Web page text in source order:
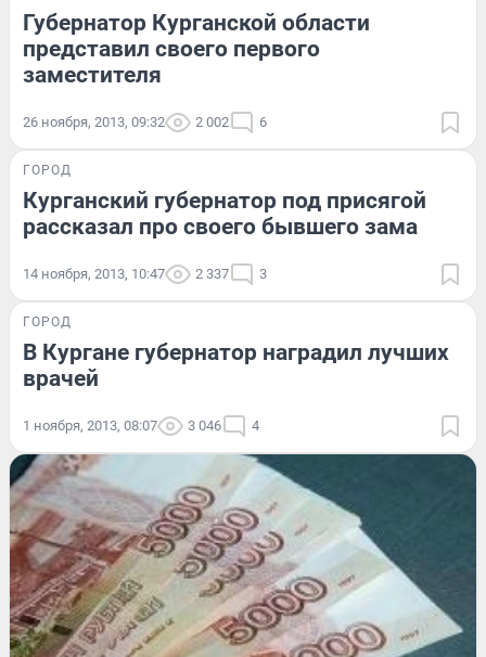
Губернатор Курганской области
представил своего первого
заместителя
26 ноября, 2013, 09:32 2 002 6
ГОРОД
Курганский губернатор под присягой
рассказал про своего бывшего зама
14 ноября, 2013, 10:47 2 337 3
ГОРОД
В Кургане губернатор наградил лучших
врачей
1 ноября, 2013, 08:07 3 046 4